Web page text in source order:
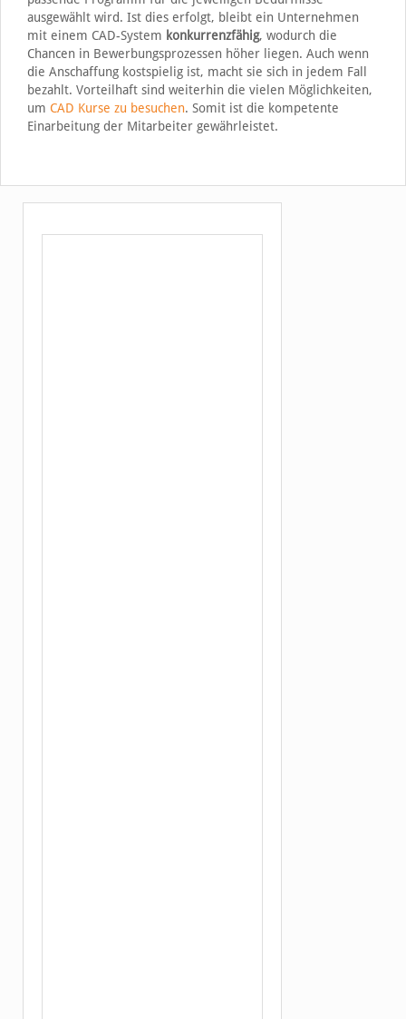
ausgewählt wird. Ist dies erfolgt, bleibt ein Unternehmen
mit einem CAD-System konkurrenzfähig, wodurch die
Chancen in Bewerbungsprozessen höher liegen. Auch wenn
die Anschaffung kostspielig ist, macht sie sich in jedem Fall
bezahlt. Vorteilhaft sind weiterhin die vielen Möglichkeiten,
um CAD Kurse zu besuchen. Somit ist die kompetente
Einarbeitung der Mitarbeiter gewährleistet.